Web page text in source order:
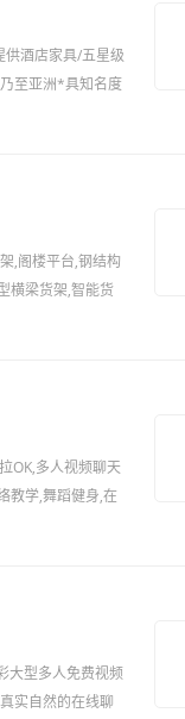
酒店家具/五星级
至亚洲*具知名度
,阁楼平台,钢结构
横梁货架,智能货
OK,多人视频聊天
教学,舞蹈健身,在
大型多人免费视频
实自然的在线聊